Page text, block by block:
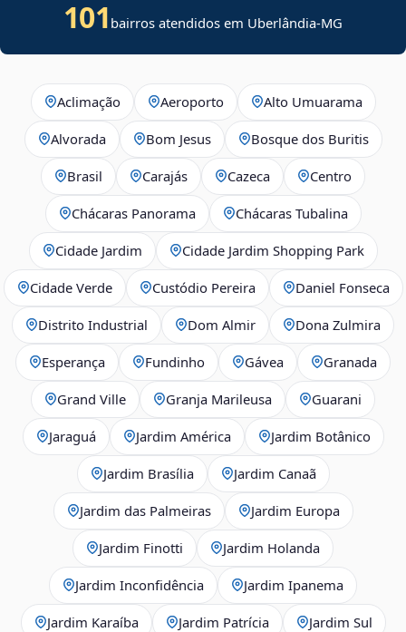
101 bairros atendidos em Uberlândia-MG
Aclimação Aeroporto Alto Umuarama
Alvorada Bom Jesus Bosque dos Buritis
Brasil Carajás Cazeca Centro
Chácaras Panorama Chácaras Tubalina
Cidade Jardim Cidade Jardim Shopping Park
Cidade Verde Custódio Pereira Daniel Fonseca
Distrito Industrial Dom Almir Dona Zulmira
Esperança Fundinho Gávea Granada
Grand Ville Granja Marileusa Guarani
Jaraguá Jardim América Jardim Botânico
Jardim Brasília Jardim Canaã
Jardim das Palmeiras Jardim Europa
Jardim Finotti Jardim Holanda
Jardim Inconfidência Jardim Ipanema
Jardim Karaíba Jardim Patrícia Jardim Sul